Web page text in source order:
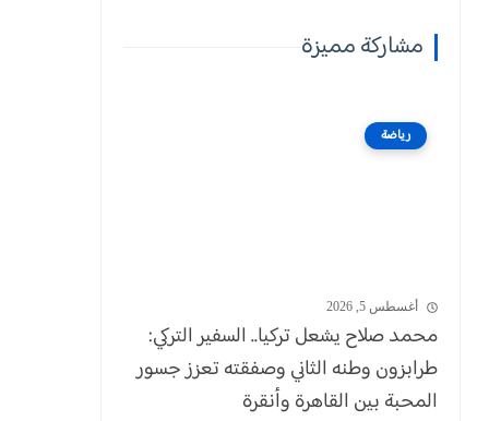
مشاركة مميزة
رياضة
أغسطس 5, 2026
محمد صلاح يشعل تركيا.. السفير التركي:
طرابزون وطنه الثاني وصفقته تعزز جسور
المحبة بين القاهرة وأنقرة